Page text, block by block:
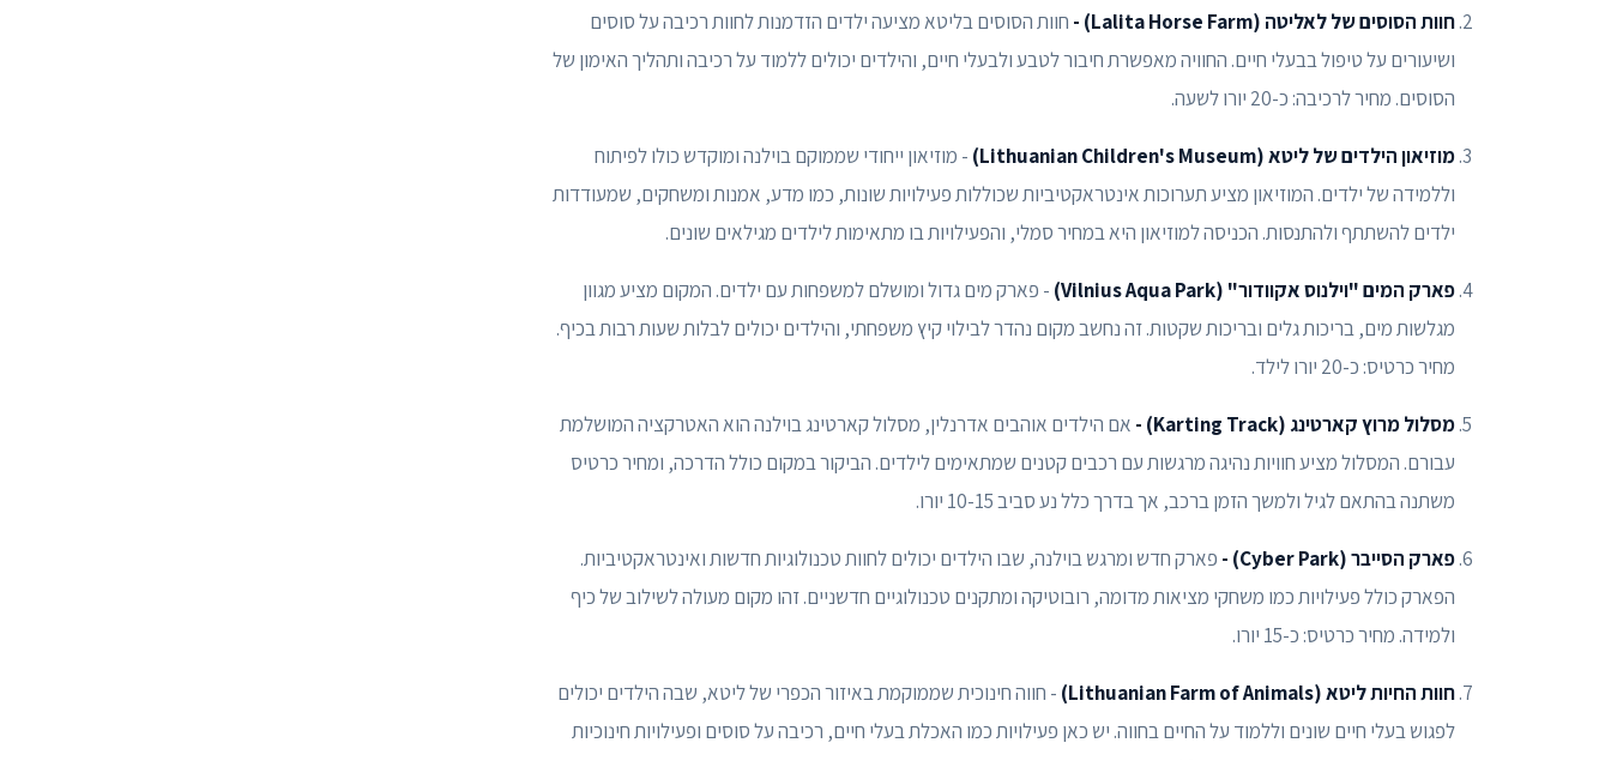
חוות הסוסים של לאליטה (Lalita Horse Farm) -
חוות הסוסים בליטא מציעה ילדים הזדמנות לחוות רכיבה על סוסים
ושיעורים על טיפול בבעלי חיים. החוויה מאפשרת חיבור לטבע ולבעלי חיים, והילדים יכולים ללמוד על רכיבה ותהליך האימון של
הסוסים. מחיר לרכיבה: כ-20 יורו לשעה.
מוזיאון הילדים של ליטא (Lithuanian Children's Museum)
- מוזיאון ייחודי שממוקם בוילנה ומוקדש כולו לפיתוח
וללמידה של ילדים. המוזיאון מציע תערוכות אינטראקטיביות שכוללות פעילויות שונות, כמו מדע, אמנות ומשחקים, שמעודדות
ילדים להשתתף ולהתנסות. הכניסה למוזיאון היא במחיר סמלי, והפעילויות בו מתאימות לילדים מגילאים שונים.
פארק המים "וילנוס אקוודור" (Vilnius Aqua Park)
- פארק מים גדול ומושלם למשפחות עם ילדים. המקום מציע מגוון
מגלשות מים, בריכות גלים ובריכות שקטות. זה נחשב מקום נהדר לבילוי קיץ משפחתי, והילדים יכולים לבלות שעות רבות בכיף.
מחיר כרטיס: כ-20 יורו לילד.
מסלול מרוץ קארטינג (Karting Track) -
אם הילדים אוהבים אדרנלין, מסלול קארטינג בוילנה הוא האטרקציה המושלמת
עבורם. המסלול מציע חוויות נהיגה מרגשות עם רכבים קטנים שמתאימים לילדים. הביקור במקום כולל הדרכה, ומחיר כרטיס
משתנה בהתאם לגיל ולמשך הזמן ברכב, אך בדרך כלל נע סביב 10-15 יורו.
פארק הסייבר (Cyber Park) -
פארק חדש ומרגש בוילנה, שבו הילדים יכולים לחוות טכנולוגיות חדשות ואינטראקטיביות.
הפארק כולל פעילויות כמו משחקי מציאות מדומה, רובוטיקה ומתקנים טכנולוגיים חדשניים. זהו מקום מעולה לשילוב של כיף
ולמידה. מחיר כרטיס: כ-15 יורו.
חוות החיות ליטא (Lithuanian Farm of Animals)
- חווה חינוכית שממוקמת באיזור הכפרי של ליטא, שבה הילדים יכולים
לפגוש בעלי חיים שונים וללמוד על החיים בחווה. יש כאן פעילויות כמו האכלת בעלי חיים, רכיבה על סוסים ופעילויות חינוכיות